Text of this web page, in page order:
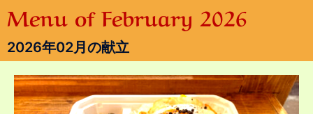
Menu of February 2026
2026年02月の献立